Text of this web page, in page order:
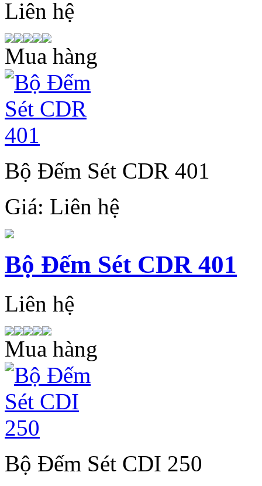
Liên hệ
Mua hàng
Bộ Đếm Sét CDR 401
Giá: Liên hệ
Bộ Đếm Sét CDR 401
Liên hệ
Mua hàng
Bộ Đếm Sét CDI 250